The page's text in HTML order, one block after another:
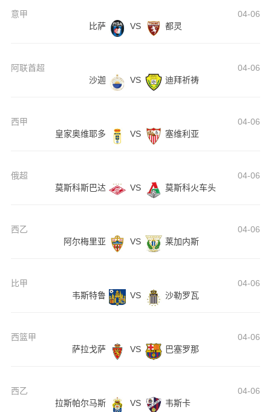
意甲
04-06
比萨
VS 都灵
阿联酋超
04-06
沙迦
VS 迪拜祈祷
西甲
04-06
皇家奥维耶多
VS 塞维利亚
俄超
04-06
莫斯科斯巴达
VS 莫斯科火车头
西乙
04-06
阿尔梅里亚
VS 莱加内斯
比甲
04-06
韦斯特鲁
VS 沙勒罗瓦
西篮甲
04-06
萨拉戈萨
VS 巴塞罗那
西乙
04-06
拉斯帕尔马斯
VS 韦斯卡